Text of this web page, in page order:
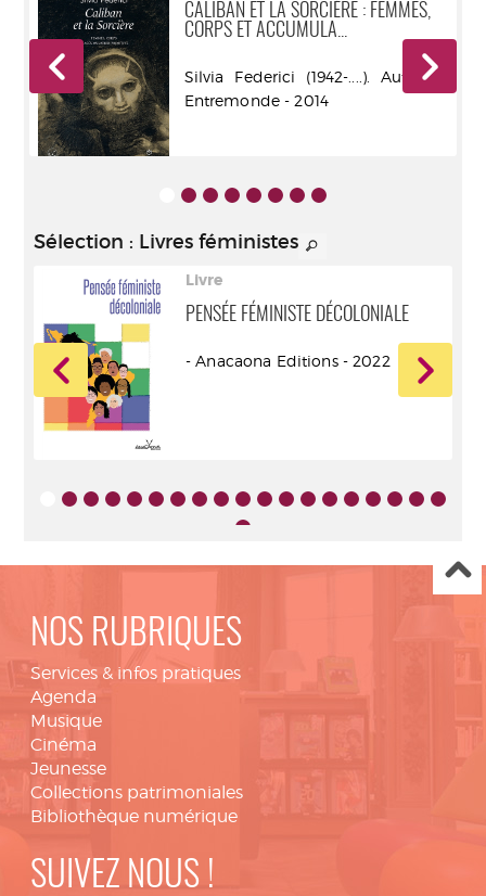
CALIBAN ET LA SORCIÈRE : FEMMES,
CORPS ET ACCUMULA...
Silvia Federici (1942-....). Auteur -
Entremonde - 2014
Sélection : Livres féministes
Livre
PENSÉE FÉMINISTE DÉCOLONIALE
- Anacaona Editions - 2022
NOS RUBRIQUES
Services & infos pratiques
Agenda
Musique
Cinéma
Jeunesse
Collections patrimoniales
Bibliothèque numérique
SUIVEZ NOUS !